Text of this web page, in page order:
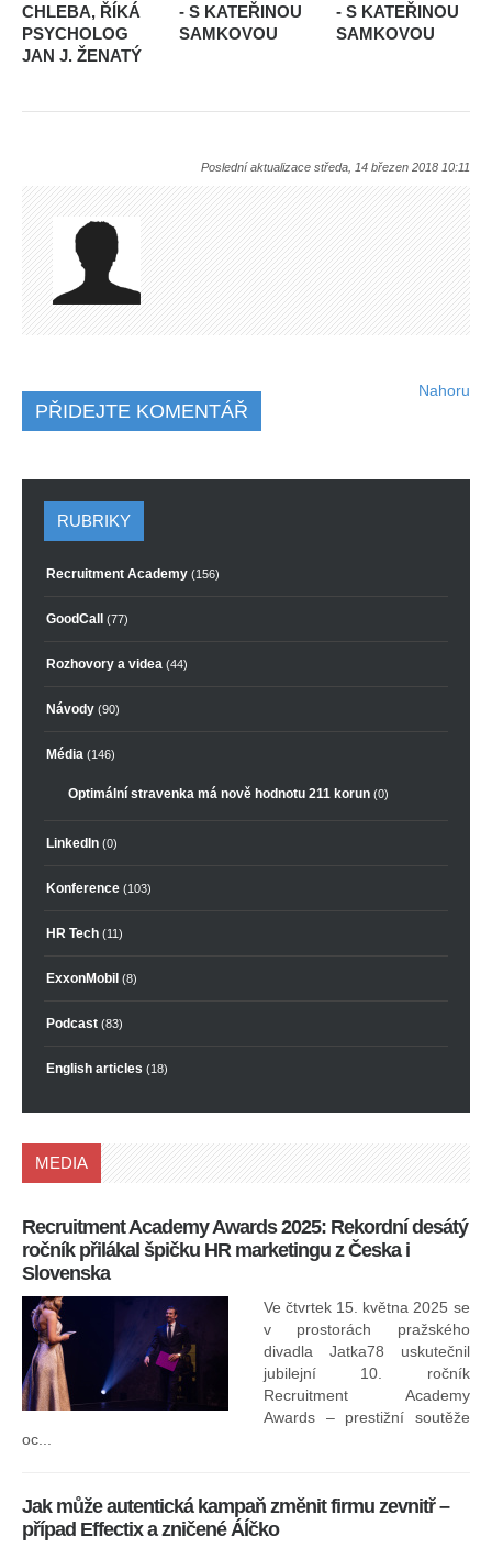
CHLEBA, ŘÍKÁ
PSYCHOLOG
JAN J. ŽENATÝ
- S KATEŘINOU
SAMKOVOU
- S KATEŘINOU
SAMKOVOU
Poslední aktualizace středa, 14 březen 2018 10:11
PŘIDEJTE KOMENTÁŘ
Nahoru
RUBRIKY
Recruitment Academy (156)
GoodCall (77)
Rozhovory a videa (44)
Návody (90)
Média (146)
Optimální stravenka má nově hodnotu 211 korun (0)
LinkedIn (0)
Konference (103)
HR Tech (11)
ExxonMobil (8)
Podcast (83)
English articles (18)
MEDIA
Recruitment Academy Awards 2025: Rekordní desátý
ročník přilákal špičku HR marketingu z Česka i
Slovenska
Ve čtvrtek 15. května 2025 se
v prostorách pražského
divadla Jatka78 uskutečnil
jubilejní 10. ročník
Recruitment Academy
Awards – prestižní soutěže
oc...
Jak může autentická kampaň změnit firmu zevnitř –
případ Effectix a zničené ÁÍčko